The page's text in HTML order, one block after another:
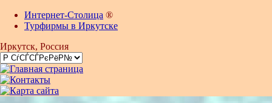
Интернет-Столица ®
Турфирмы в Иркутске
Иркутск, Россия